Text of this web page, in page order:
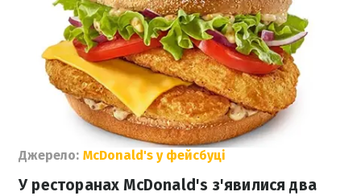
Джерело: McDonald's у фейсбуці
У ресторанах McDonald's з'явилися два